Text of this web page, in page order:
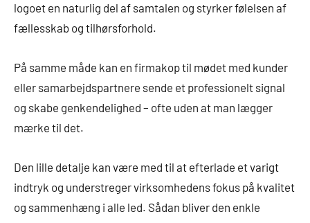
logoet en naturlig del af samtalen og styrker følelsen af
fællesskab og tilhørsforhold.
På samme måde kan en firmakop til mødet med kunder
eller samarbejdspartnere sende et professionelt signal
og skabe genkendelighed – ofte uden at man lægger
mærke til det.
Den lille detalje kan være med til at efterlade et varigt
indtryk og understreger virksomhedens fokus på kvalitet
og sammenhæng i alle led. Sådan bliver den enkle